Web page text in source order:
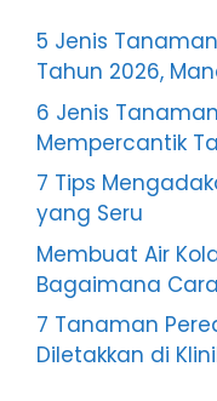
5 Jenis
Tahun 2026,
6 Jenis
Mempercantik
7 Tips
yang Seru
Membuat Air
Bagaimana
7 Tanaman
Diletakkan di